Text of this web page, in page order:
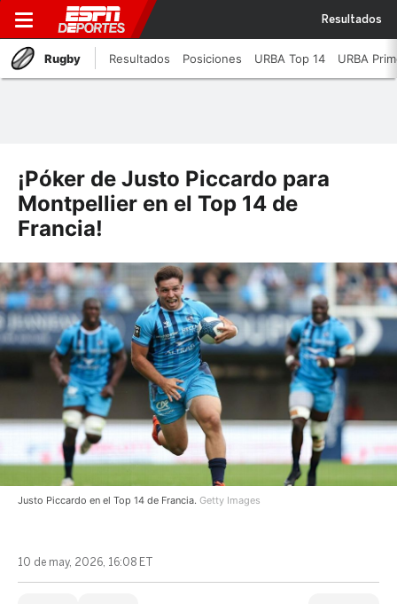
Resultados
Rugby Resultados Posiciones URBA Top 14 URBA
¡Póker de Justo Piccardo para
Montpellier en el Top 14 de
Francia!
Justo Piccardo en el Top 14 de Francia. Getty Images
10 de may, 2026, 16:08 ET